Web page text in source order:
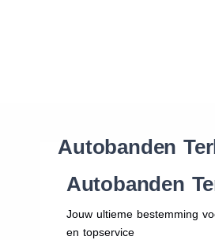
Autobanden
Autobanden
Jouw ultieme bestemming
en topservice